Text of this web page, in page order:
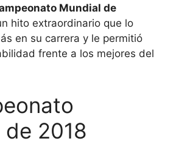
Mundial de
hito extraordinario que lo
en su carrera y le permitió
frente a los mejores del
2018